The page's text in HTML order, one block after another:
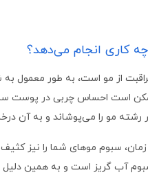
کاری انجام می‌دهد؟
از مو است، به طور معمول به
ممکن است احساس چربی در پوست
هر رشته مو را می‌پوشاند و به
زمان، سبوم موهای شما را نیز
آب گریز است و به همین